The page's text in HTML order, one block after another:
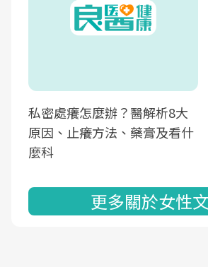
私密處癢怎麼辦？醫解析8大
原因、止癢方法、藥膏及看什
麼科
更多關於女性